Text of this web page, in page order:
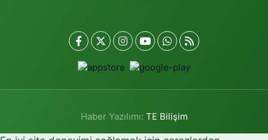
Haber Yazılımı: TE Bilişim